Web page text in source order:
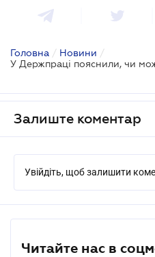
Головна / Новини /
Залиште коментар
Увійдіть, щоб залишити
Читайте нас в